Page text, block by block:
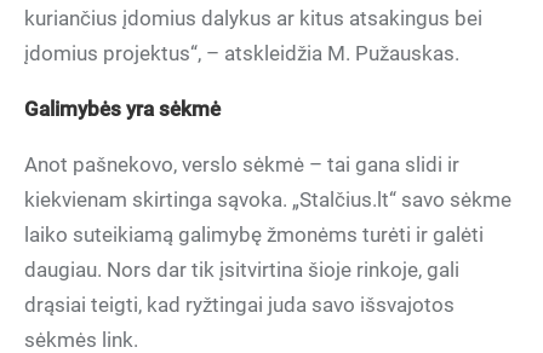
kuriančius įdomius dalykus ar kitus atsakingus bei
įdomius projektus“, – atskleidžia M. Pužauskas.
Galimybės yra sėkmė
Anot pašnekovo, verslo sėkmė – tai gana slidi ir
kiekvienam skirtinga sąvoka. „Stalčius.lt“ savo sėkme
laiko suteikiamą galimybę žmonėms turėti ir galėti
daugiau. Nors dar tik įsitvirtina šioje rinkoje, gali
drąsiai teigti, kad ryžtingai juda savo išsvajotos
sėkmės link.